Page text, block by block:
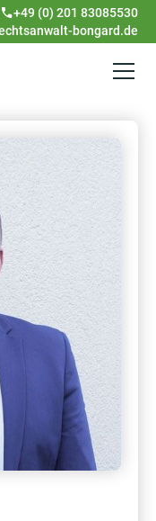
+49 (0) 201 83085530
bongard.de